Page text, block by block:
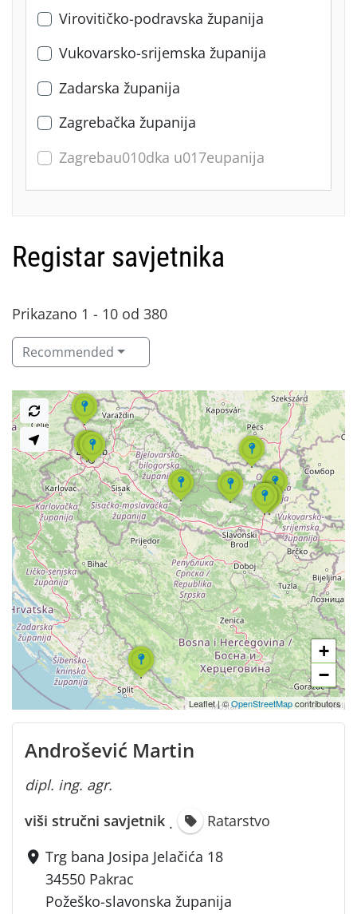
Virovitičko-podravska županija
Vukovarsko-srijemska županija
Zadarska županija
Zagrebačka županija
Zagrebau010dka u017eupanija
Registar savjetnika
Prikazano 1 - 10 od 380
Recommended
Androšević Martin
dipl. ing. agr.
viši stručni savjetnik ·
Ratarstvo
Trg bana Josipa Jelačića 18
34550 Pakrac
Požeško-slavonska županija
+
−
Leaflet|©OpenStreetMapcontributors